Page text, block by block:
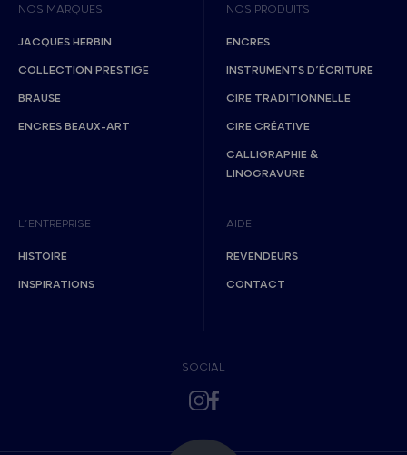
NOS MARQUES
JACQUES HERBIN
COLLECTION PRESTIGE
BRAUSE
ENCRES BEAUX-ART
NOS PRODUITS
ENCRES
INSTRUMENTS D’ÉCRITURE
CIRE TRADITIONNELLE
CIRE CRÉATIVE
CALLIGRAPHIE &
LINOGRAVURE
L’ENTREPRISE
HISTOIRE
INSPIRATIONS
AIDE
REVENDEURS
CONTACT
SOCIAL